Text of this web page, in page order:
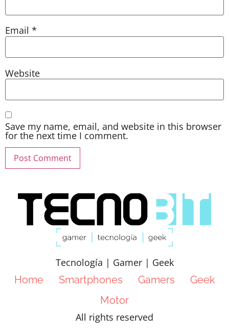
Email *
Website
Save my name, email, and website in this browser
for the next time I comment.
Tecnología | Gamer | Geek
Home
Smartphones Gamers
Geek
Motor
All rights reserved